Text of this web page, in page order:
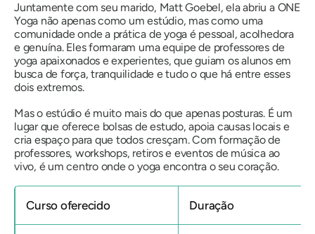
Juntamente com seu marido, Matt Goebel, ela abriu a ONE
Yoga não apenas como um estúdio, mas como uma
comunidade onde a prática de yoga é pessoal, acolhedora
e genuína. Eles formaram uma equipe de professores de
yoga apaixonados e experientes, que guiam os alunos em
busca de força, tranquilidade e tudo o que há entre esses
dois extremos.
Mas o estúdio é muito mais do que apenas posturas. É um
lugar que oferece bolsas de estudo, apoia causas locais e
cria espaço para que todos cresçam. Com formação de
professores, workshops, retiros e eventos de música ao
vivo, é um centro onde o yoga encontra o seu coração.
Curso oferecido Duração